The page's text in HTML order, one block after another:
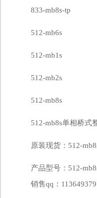
833-mb8s-tp
512-mb6s
512-mb1s
512-mb2s
512-mb8s
512-mb8s单相桥式
原装现货：512-
产品型号：512-
销售qq：